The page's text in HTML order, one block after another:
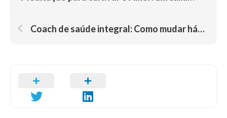
Coach de saúde integral: Como mudar hábitos e ter estilo de vida saudável?